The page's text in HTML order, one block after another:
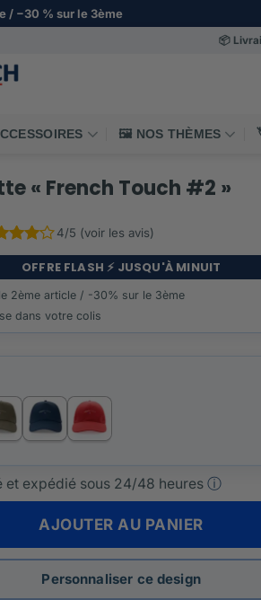
/ −30 % sur le 3ème
📦
🖼️ NOS THÈMES
« French Touch #2 »
4sur 5 basé surnotation client
4/5 (voir les avis)
OFFRE FLASH ⚡️ JUSQU'À MINUIT
2ème article / -30% sur le 3ème
dans votre colis
et expédié sous 24/48 heures ⓘ
AJOUTER AU PANIER
Personnaliser ce design